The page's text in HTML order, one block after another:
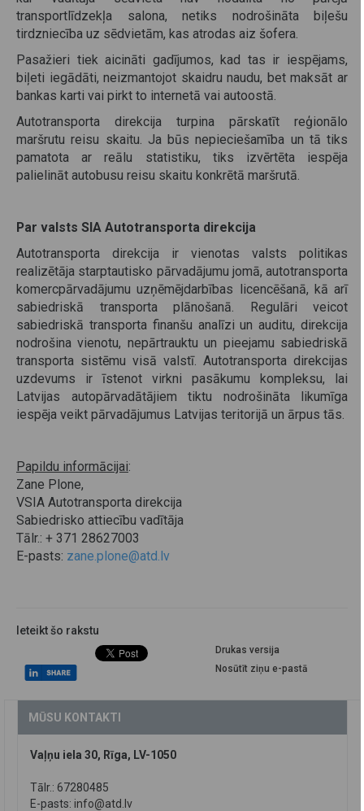
transportlīdzekļa salona, netiks nodrošināta biļešu
tirdzniecība uz sēdvietām, kas atrodas aiz šofera.
Pasažieri tiek aicināti gadījumos, kad tas ir iespējams,
biļeti iegādāti, neizmantojot skaidru naudu, bet maksāt ar
bankas karti vai pirkt to internetā vai autoostā.
Autotransporta direkcija turpina pārskatīt reģionālo
maršrutu reisu skaitu. Ja būs nepieciešamība un tā tiks
pamatota ar reālu statistiku, tiks izvērtēta iespēja
palielināt autobusu reisu skaitu konkrētā maršrutā.
Par valsts SIA Autotransporta direkcija
Autotransporta direkcija ir vienotas valsts politikas
realizētāja starptautisko pārvadājumu jomā, autotransporta
komercpārvadājumu uzņēmējdarbības licencēšanā, kā arī
sabiedriskā transporta plānošanā. Regulāri veicot
sabiedriskā transporta finanšu analīzi un auditu, direkcija
nodrošina vienotu, nepārtrauktu un pieejamu sabiedriskā
transporta sistēmu visā valstī. Autotransporta direkcijas
uzdevums ir īstenot virkni pasākumu kompleksu, lai
Latvijas autopārvadātājiem tiktu nodrošināta likumīga
iespēja veikt pārvadājumus Latvijas teritorijā un ārpus tās.
Papildu informācijai:
Zane Plone,
VSIA Autotransporta direkcija
Sabiedrisko attiecību vadītāja
Tālr.: + 371 28627003
E-pasts: zane.plone@atd.lv
Ieteikt šo rakstu
Drukas versija
Nosūtīt ziņu e-pastā
MŪSU KONTAKTI
Vaļņu iela 30, Rīga, LV-1050
Tālr.: 67280485
E-pasts: info@atd.lv